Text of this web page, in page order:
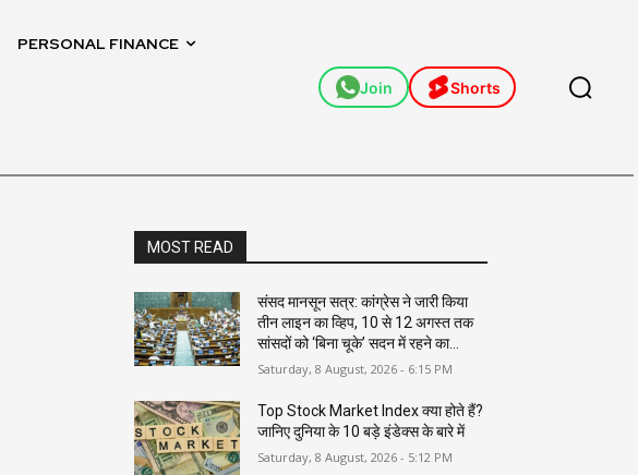
PERSONAL FINANCE
Join Shorts
MOST READ
संसद मानसून सत्र: कांग्रेस ने जारी किया
तीन लाइन का व्हिप, 10 से 12 अगस्त तक
सांसदों को ‘बिना चूके’ सदन में रहने का...
Saturday, 8 August, 2026 - 6:15 PM
Top Stock Market Index क्या होते हैं?
जानिए दुनिया के 10 बड़े इंडेक्स के बारे में
Saturday, 8 August, 2026 - 5:12 PM